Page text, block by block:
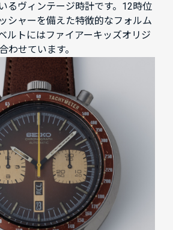
るヴィンテージ時計です。12時位
シャーを備えた特徴的なフォルム
ルトにはファイアーキッズオリジ
わせています。